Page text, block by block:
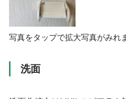
写真をタップで拡大写真がみれ
洗面